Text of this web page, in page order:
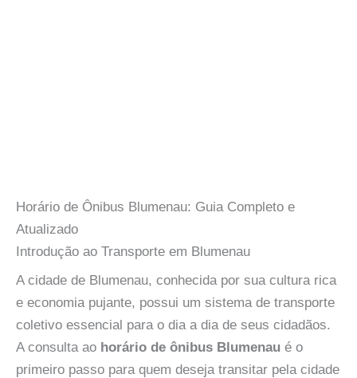
Horário de Ônibus Blumenau: Guia Completo e
Atualizado
Introdução ao Transporte em Blumenau
A cidade de Blumenau, conhecida por sua cultura rica
e economia pujante, possui um sistema de transporte
coletivo essencial para o dia a dia de seus cidadãos.
A consulta ao horário de ônibus Blumenau é o
primeiro passo para quem deseja transitar pela cidade